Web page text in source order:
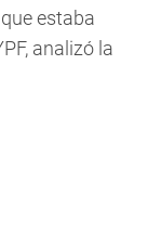
estaba
analizó la